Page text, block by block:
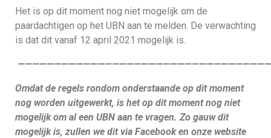
Het is op dit moment nog niet mogelijk om de
paardachtigen op het UBN aan te melden. De verwachting
is dat dit vanaf 12 april 2021 mogelijk is.
Omdat de regels rondom onderstaande op dit moment
nog worden uitgewerkt, is het op dit moment nog niet
mogelijk om al een UBN aan te vragen. Zo gauw dit
mogelijk is, zullen we dit via Facebook en onze website